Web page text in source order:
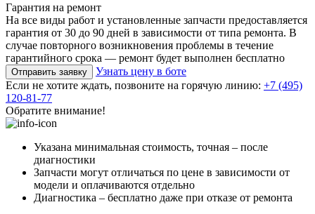
Гарантия на ремонт
На все виды работ и установленные запчасти предоставляется
гарантия от 30 до 90 дней в зависимости от типа ремонта. В
случае повторного возникновения проблемы в течение
гарантийного срока — ремонт будет выполнен бесплатно
Отправить заявку
Узнать цену в боте
Если не хотите ждать, позвоните на горячую линию: +7 (495)
120-81-77
Обратите внимание!
Указана минимальная стоимость, точная – после
диагностики
Запчасти могут отличаться по цене в зависимости от
модели и оплачиваются отдельно
Диагностика – бесплатно даже при отказе от ремонта